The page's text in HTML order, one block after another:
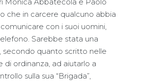
che in carcere qualcuno abbia
con i suoi uomini,
Sarebbe stata una
secondo quanto scritto nelle
di ordinanza, ad aiutarlo a
sulla sua “Brigada”,